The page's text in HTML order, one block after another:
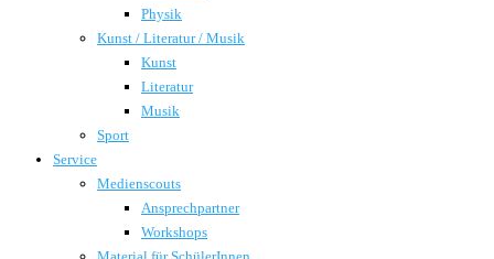
Physik
Kunst / Literatur / Musik
Kunst
Literatur
Musik
Sport
Service
Medienscouts
Ansprechpartner
Workshops